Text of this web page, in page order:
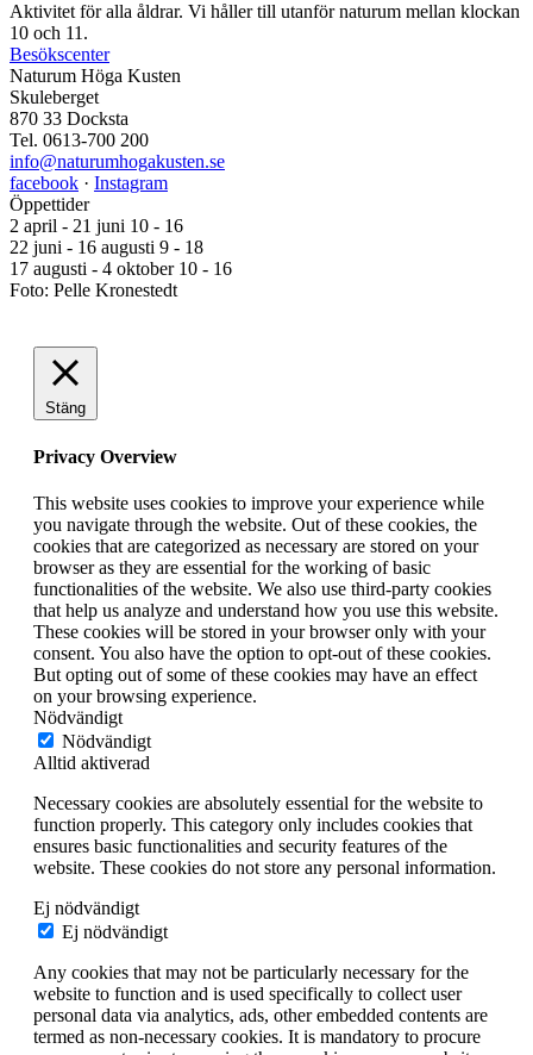
Aktivitet för alla åldrar. Vi håller till utanför naturum mellan klockan
10 och 11.
Besökscenter
Naturum Höga Kusten
Skuleberget
870 33 Docksta
Tel. 0613-700 200
info@naturumhogakusten.se
facebook · Instagram
Öppettider
2 april - 21 juni 10 - 16
22 juni - 16 augusti 9 - 18
17 augusti - 4 oktober 10 - 16
Foto: Pelle Kronestedt
Stäng
Privacy Overview
This website uses cookies to improve your experience while
you navigate through the website. Out of these cookies, the
cookies that are categorized as necessary are stored on your
browser as they are essential for the working of basic
functionalities of the website. We also use third-party cookies
that help us analyze and understand how you use this website.
These cookies will be stored in your browser only with your
consent. You also have the option to opt-out of these cookies.
But opting out of some of these cookies may have an effect
on your browsing experience.
Nödvändigt
Nödvändigt
Alltid aktiverad
Necessary cookies are absolutely essential for the website to
function properly. This category only includes cookies that
ensures basic functionalities and security features of the
website. These cookies do not store any personal information.
Ej nödvändigt
Ej nödvändigt
Any cookies that may not be particularly necessary for the
website to function and is used specifically to collect user
personal data via analytics, ads, other embedded contents are
termed as non-necessary cookies. It is mandatory to procure